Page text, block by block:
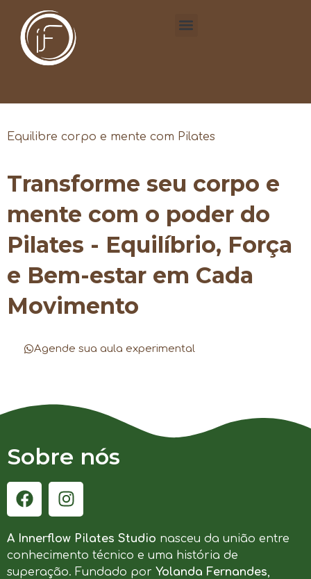
Equilibre corpo e mente com Pilates
Transforme seu corpo e
mente com o poder do
Pilates - Equilíbrio, Força
e Bem-estar em Cada
Movimento
Agende sua aula experimental
Sobre nós
A Innerflow Pilates Studio nasceu da união entre
conhecimento técnico e uma história de
superação. Fundado por Yolanda Fernandes,